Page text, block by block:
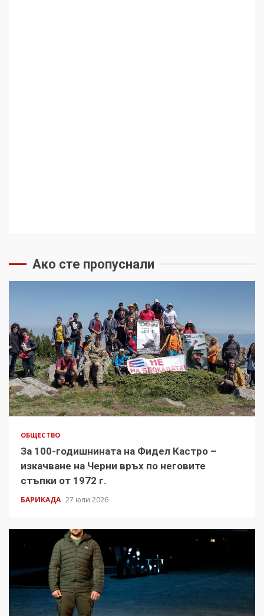
Ако сте пропуснали
ОБЩЕСТВО
За 100-годишнината на Фидел Кастро –
изкачване на Черни връх по неговите
стъпки от 1972 г.
БАРИКАДА 27 юли 2026